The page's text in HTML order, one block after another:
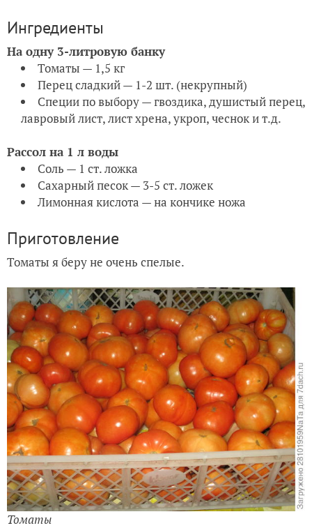
Ингредиенты
На одну 3-литровую банку
Томаты — 1,5 кг
Перец сладкий — 1-2 шт. (некрупный)
Специи по выбору — гвоздика, душистый перец,
лавровый лист, лист хрена, укроп, чеснок и т.д.
Рассол на 1 л воды
Соль — 1 ст. ложка
Сахарный песок — 3-5 ст. ложек
Лимонная кислота — на кончике ножа
Приготовление
Томаты я беру не очень спелые.
Томаты